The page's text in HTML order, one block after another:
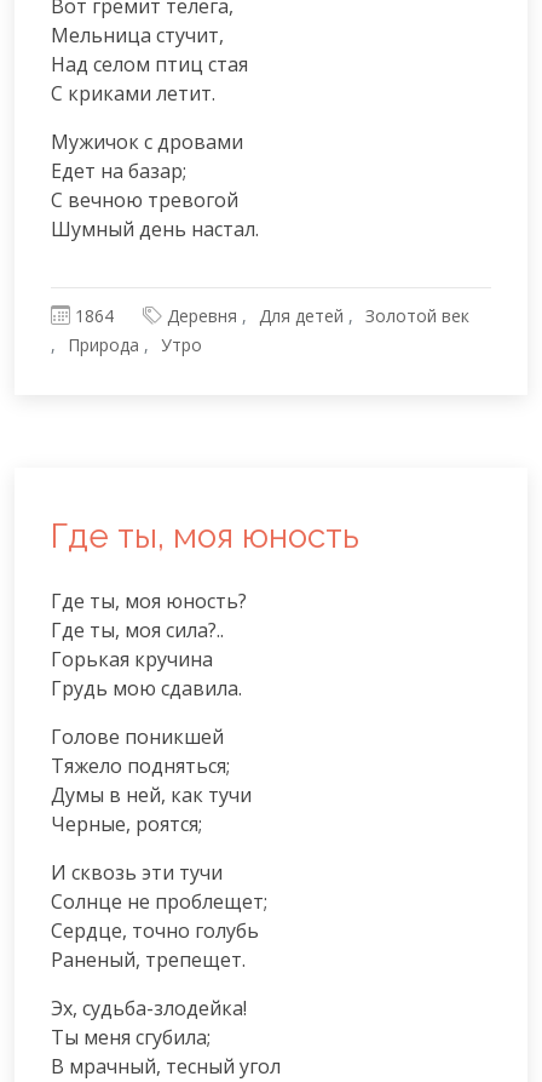
Вот гремит телега,
Мельница стучит,
Над селом птиц стая
С криками летит.
Мужичок с дровами
Едет на базар;
С вечною тревогой
Шумный день настал.
1864 Деревня Для детей
Золотой век
Природа
Утро
Где ты, моя юность
Где ты, моя юность?
Где ты, моя сила?..
Горькая кручина
Грудь мою сдавила.
Голове поникшей
Тяжело подняться;
Думы в ней, как тучи
Черные, роятся;
И сквозь эти тучи
Солнце не проблещет;
Сердце, точно голубь
Раненый, трепещет.
Эх, судьба-злодейка!
Ты меня сгубила;
В мрачный, тесный угол